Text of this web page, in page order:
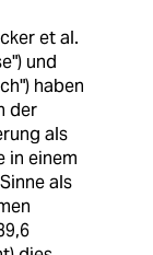
et al.
und
haben
der
als
in einem
als